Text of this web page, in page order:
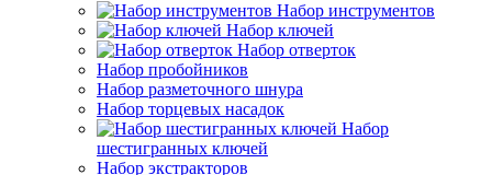
Набор инструментов
Набор ключей
Набор отверток
Набор пробойников
Набор разметочного шнура
Набор торцевых насадок
Набор
шестигранных ключей
Набор экстракторов